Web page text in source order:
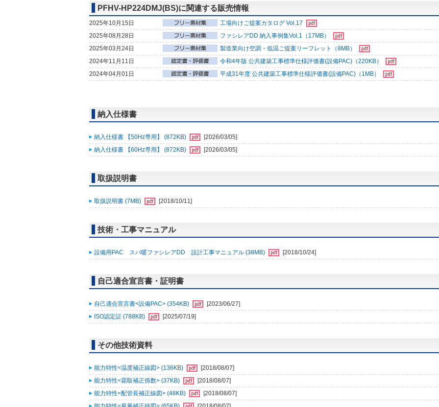
PFHV-HP224DMJ(BS)に関連する販売情報
2025年10月15日
工場向けご提案カタログ Vol.17
2025年08月28日
ファシレアDD 納入事例集Vol.1（17MB）
2025年03月24日
製造業向け空調・低温ご提案リーフレット（8MB）
2024年11月11日
令和4年版 公共建築工事標準仕様評価書(設備PAC)（220KB）
2024年04月01日
平成31年度 公共建築工事標準仕様評価書(設備PAC)（1MB）
納入仕様書
納入仕様書 【50Hz専用】 (872KB)
[2026/03/05]
納入仕様書 【60Hz専用】 (872KB)
[2026/03/05]
取扱説明書
取扱説明書 (7MB) [2018/10/11]
技術・工事マニュアル
設備用PAC スバ暖ファシレアDD 設計工事マニュアル (38MB) [2018/10/24]
自己適合宣言書・証明書
自己適合宣言書<設備PAC> (354KB)
[2023/06/27]
ISO認定証 (788KB)
[2025/07/19]
その他技術資料
能力特性<温度補正線図> (136KB)
[2018/08/07]
能力特性<霜取補正係数> (37KB)
[2018/08/07]
能力特性<配管長補正線図> (48KB)
[2018/08/07]